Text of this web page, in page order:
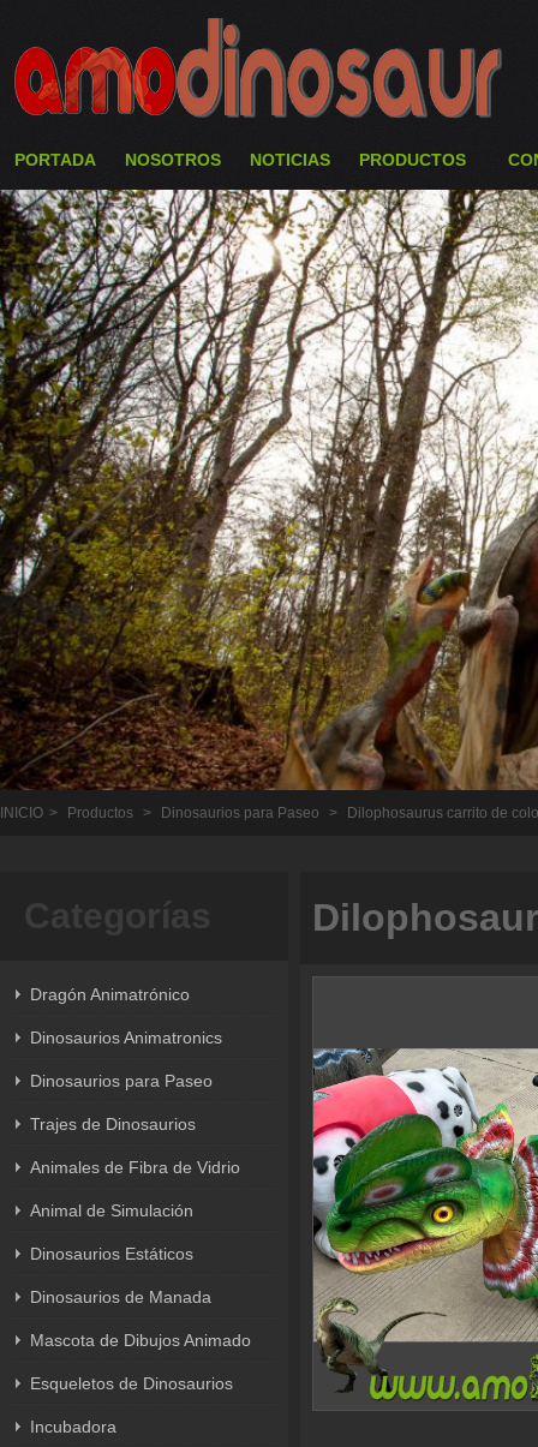
PORTADA NOSOTROS NOTICIAS PRODUCTOS
INICIO > Productos > Dinosaurios para Paseo > Dilophosaurus carrito de
Categorías
Dragón Animatrónico
Dinosaurios Animatronics
Dinosaurios para Paseo
Trajes de Dinosaurios
Animales de Fibra de Vidrio
Animal de Simulación
Dinosaurios Estáticos
Dinosaurios de Manada
Mascota de Dibujos Animado
Esqueletos de Dinosaurios
Incubadora